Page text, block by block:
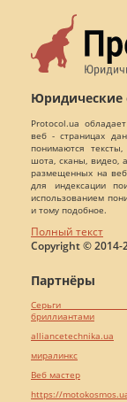
Юридические
Protocol.ua
веб - страницах
понимаются
шота, сканы, видео,
размещенных на веб
для индексации
использованием
и тому подобное.
Полный текст
Copyright ©
Партнёры
Серьги
бриллиантами
alliancetechnika.ua
миралинкс
Веб мастер
https://